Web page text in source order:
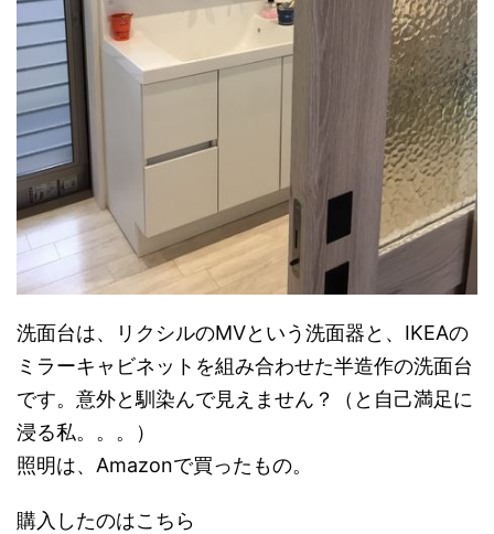
洗面台は、リクシルのMVという洗面器と、IKEAの
ミラーキャビネットを組み合わせた半造作の洗面台
です。意外と馴染んで見えません？（と自己満足に
浸る私。。。）
照明は、Amazonで買ったもの。
購入したのはこちら